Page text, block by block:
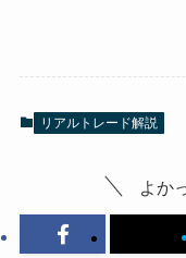
リアルトレード解説
よか